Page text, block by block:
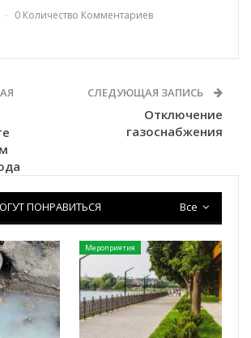
0 Количество Комментариев
СЛЕДУЮЩАЯ ЗАПИСЬ
Отключение
газоснабжения
Все
ПОНРАВИТЬСЯ
Мероприятия